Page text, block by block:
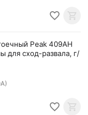
Peak 409AH
для сход-развала, г/